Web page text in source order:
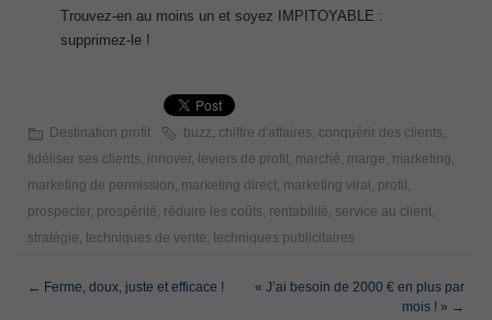
Trouvez-en au moins un et soyez IMPITOYABLE :
supprimez-le !
Destination profit buzz chiffre d'affaires conquérir des clients
fidéliser ses clients innover, leviers de profit marché marge marketing
marketing de permission marketing direct marketing viral profit
prospecter, prospérité réduire les coûts rentabilité service au client
stratégie techniques de vente techniques publicitaires
← Ferme, doux, juste et efficace !
« J’ai besoin de 2000 € en plus par
mois ! » →